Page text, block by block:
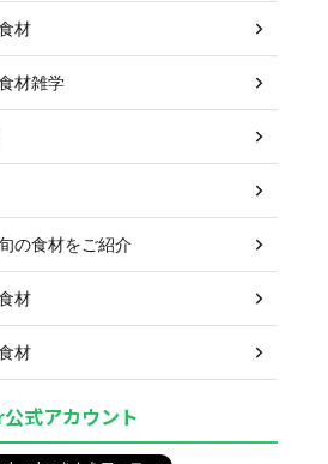
材
材雑学
の食材をご紹介
材
材
式アカウント